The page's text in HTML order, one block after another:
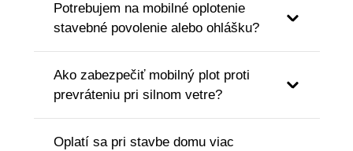
Potrebujem na mobilné oplotenie
stavebné povolenie alebo ohlášku?
Ako zabezpečiť mobilný plot proti
prevráteniu pri silnom vetre?
Oplatí sa pri stavbe domu viac